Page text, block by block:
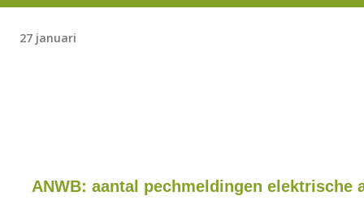
27 januari
ANWB: aantal pechmeldingen elektrische